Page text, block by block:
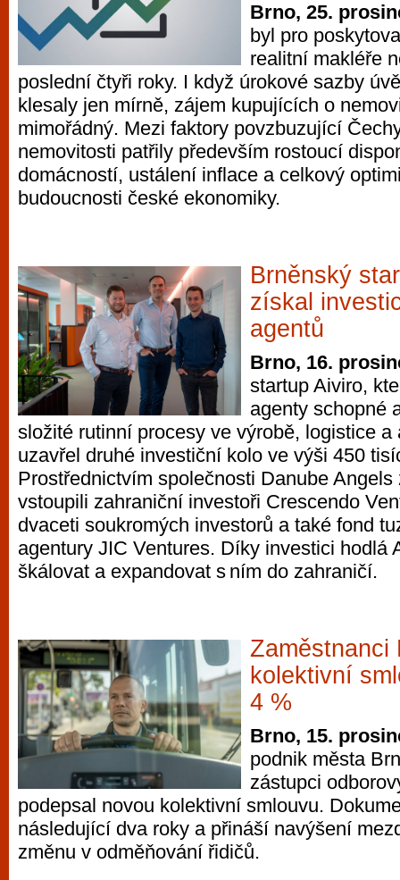
Brno, 25.
byl pro
realitní makléře
poslední čtyři roky. I když úrokové sazby
klesaly jen mírně, zájem kupujících o
mimořádný. Mezi faktory povzbuzující
nemovitosti patřily především rostoucí
domácností, ustálení inflace a celkový
budoucnosti české ekonomiky.
Brněnský
získal
agentů
Brno, 16.
startup Aiviro,
agenty schopné
složité rutinní procesy ve výrobě, logistice a
uzavřel druhé investiční kolo ve výši 450
Prostřednictvím společnosti Danube
vstoupili zahraniční investoři Crescendo
dvaceti soukromých investorů a také fond
agentury JIC Ventures. Díky investici hodlá
škálovat a expandovat s ním do zahraničí.
Zaměstnanci
kolektivní
4 %
Brno, 15.
podnik města
zástupci
podepsal novou kolektivní smlouvu.
následující dva roky a přináší navýšení
změnu v odměňování řidičů.